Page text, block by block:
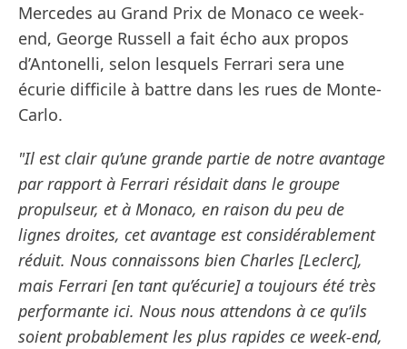
Mercedes au Grand Prix de Monaco ce week-
end, George Russell a fait écho aux propos
d’Antonelli, selon lesquels Ferrari sera une
écurie difficile à battre dans les rues de Monte-
Carlo.
"Il est clair qu’une grande partie de notre avantage
par rapport à Ferrari résidait dans le groupe
propulseur, et à Monaco, en raison du peu de
lignes droites, cet avantage est considérablement
réduit. Nous connaissons bien Charles [Leclerc],
mais Ferrari [en tant qu’écurie] a toujours été très
performante ici. Nous nous attendons à ce qu’ils
soient probablement les plus rapides ce week-end,